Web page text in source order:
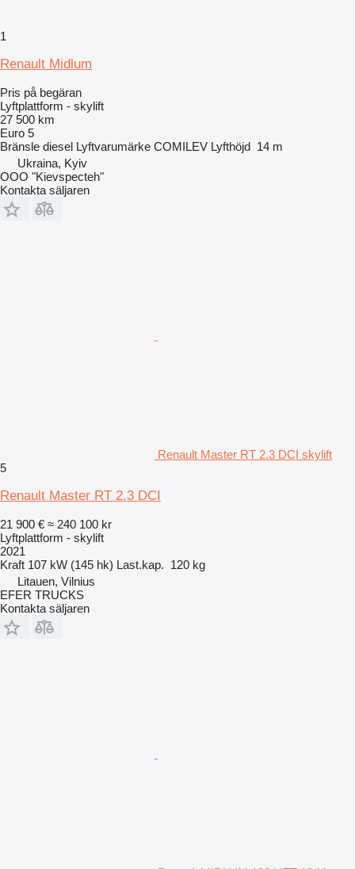
1
Renault Midlum
Pris på begäran
Lyftplattform - skylift
27 500 km
Euro 5
Bränsle diesel Lyftvarumärke COMILEV Lyfthöjd 14 m
Ukraina, Kyiv
OOO "Kievspecteh"
Kontakta säljaren
Renault Master RT 2.3 DCI skylift
5
Renault Master RT 2.3 DCI
21 900 € ≈ 240 100 kr
Lyftplattform - skylift
2021
Kraft 107 kW (145 hk) Last.kap. 120 kg
Litauen, Vilnius
EFER TRUCKS
Kontakta säljaren